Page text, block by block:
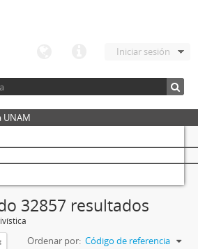
Iniciar sesión
UNAM
32857 resultados
Ordenar por: Código de referencia